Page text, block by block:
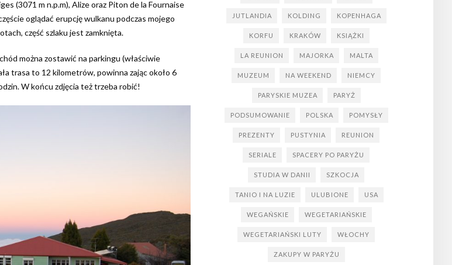
(3071 m n.p.m), Alize oraz Piton de la Fournaise
oglądać erupcję wulkanu podczas mojego
część szlaku jest zamknięta.
można zostawić na parkingu (właściwie
trasa to 12 kilometrów, powinna zając około 6
W końcu zdjęcia też trzeba robić!
JUTLANDIA KOLDING KOPENHAGA
KORFU KRAKÓW KSIĄŻKI
LA REUNION MAJORKA MALTA
MUZEUM NA WEEKEND NIEMCY
PARYSKIE MUZEA PARYŻ
PODSUMOWANIE POLSKA POMYSŁY
PREZENTY PUSTYNIA REUNION
SERIALE SPACERY PO PARYŻU
STUDIA W DANII SZKOCJA
TANIO I NA LUZIE ULUBIONE USA
WEGAŃSKIE WEGETARIAŃSKIE
WEGETARIAŃSKI LUTY WŁOCHY
ZAKUPY W PARYŻU